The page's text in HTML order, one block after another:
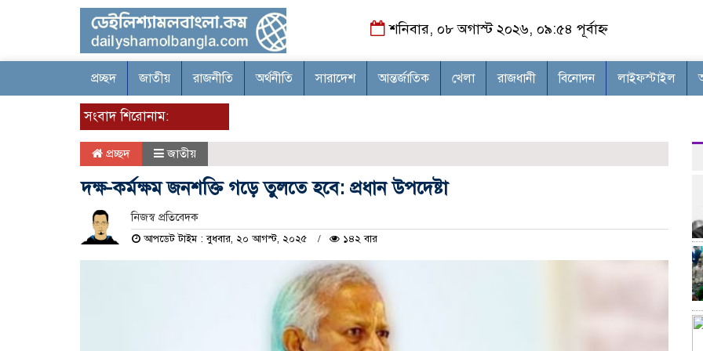
শনিবার, ০৮ অগাস্ট ২০২৬, ০৯:৫৪ পূর্বাহ্ন
প্রচ্ছদ জাতীয় রাজনীতি অর্থনীতি সারাদেশ আন্তর্জাতিক খেলা রাজধানী বিনোদন লাইফস্টাইল
সংবাদ শিরোনাম:
প্রচ্ছদ জাতীয়
দক্ষ-কর্মক্ষম জনশক্তি গড়ে তুলতে হবে: প্রধান উপদেষ্টা
নিজস্ব প্রতিবেদক
আপডেট টাইম : বুধবার, ২০ আগস্ট, ২০২৫ ১৪২ বার